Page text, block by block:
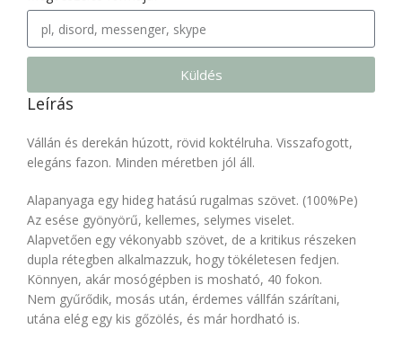
Küldés
Leírás
Vállán és derekán húzott, rövid koktélruha. Visszafogott,
elegáns fazon. Minden méretben jól áll.
Alapanyaga egy hideg hatású rugalmas szövet. (100%Pe)
Az esése gyönyörű, kellemes, selymes viselet.
Alapvetően egy vékonyabb szövet, de a kritikus részeken
dupla rétegben alkalmazzuk, hogy tökéletesen fedjen.
Könnyen, akár mosógépben is mosható, 40 fokon.
Nem gyűrődik, mosás után, érdemes vállfán szárítani,
utána elég egy kis gőzölés, és már hordható is.